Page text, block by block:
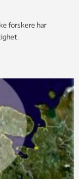
forskere har